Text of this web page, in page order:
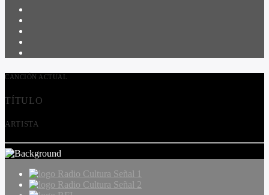
CANCIÓN ACTUAL
TÍTULO
ARTISTA
Radio Cultura Señal 1
Radio Cultura Señal 2